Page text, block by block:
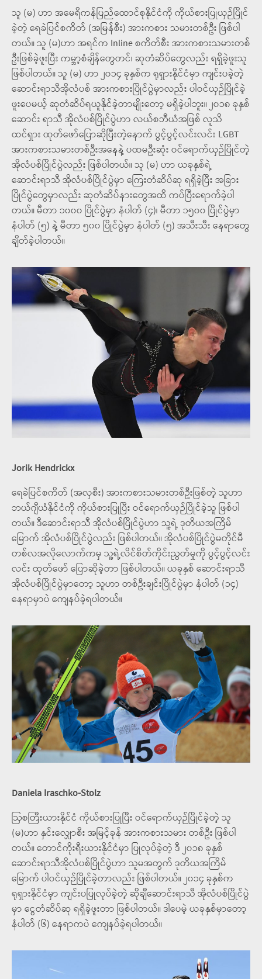
သူ (မ) ဟာ အမေရိကန်ပြည်ထောင်စုနိုင်ငံကို ကိုယ်စားပြုယှဉ်ပြိုင်
ခဲ့တဲ့ ရေခဲပြင်စကိတ် (အမြန်စီး) အားကစား သမားတစ်ဦး ဖြစ်ပါ
တယ်။ သူ (မ)ဟာ အရင်က Inline စကိတ်စီး အားကစားသမားတစ်
ဦးဖြစ်ခဲ့ဖူးပြီး ကမ္ဘာ့စံချိန်တွေတင်၊ ဆုတံဆိပ်တွေလည်း ရရှိခဲ့ဖူးသူ
ဖြစ်ပါတယ်။ သူ (မ) ဟာ ၂၀၁၄ ခုနှစ်က ရုရှားနိုင်ငံမှာ ကျင်းပခဲ့တဲ့
ဆောင်းရာသီအိုလံပစ် အားကစားပြိုင်ပွဲမှာလည်း ပါဝင်ယှဉ်ပြိုင်ခဲ့
ဖူးပေမယ့် ဆုတံဆိပ်ရယူနိုင်ခဲ့တာမျိုးတော့ မရှိခဲ့ပါဘူး။ ၂၀၁၈ ခုနှစ်
ဆောင်း ရာသီ အိုလံပစ်ပြိုင်ပွဲဟာ လယ်စဘီယံအဖြစ် လူသိ
ထင်ရှား ထုတ်ဖော်ပြောဆိုပြီးတဲ့နောက် ပွင့်ပွင့်လင်းလင်း LGBT
အားကစားသမားတစ်ဦးအနေနဲ့ ပထမဦးဆုံး ဝင်ရောက်ယှဉ်ပြိုင်တဲ့
အိုလံပစ်ပြိုင်ပွဲလည်း ဖြစ်ပါတယ်။ သူ (မ) ဟာ ယခုနှစ်ရဲ့
ဆောင်းရာသီ အိုလံပစ်ပြိုင်ပွဲမှာ ကြေးတံဆိပ်ဆု ရရှိခဲ့ပြီး အခြား
ပြိုင်ပွဲတွေမှာလည်း ဆုတံဆိပ်နားတွေအထိ ကပ်ပြီးရောက်ခဲ့ပါ
တယ်။ မီတာ ၁၀၀၀ ပြိုင်ပွဲမှာ နံပါတ် (၄)၊ မီတာ ၁၅၀၀ ပြိုင်ပွဲမှာ
နံပါတ် (၅) နဲ့ မီတာ ၅၀၀ ပြိုင်ပွဲမှာ နံပါတ် (၅) အသီးသီး နေရာတွေ
ချိတ်ခဲ့ပါတယ်။
Jorik Hendrickx
ရေခဲပြင်စကိတ် (အလှစီး) အားကစားသမားတစ်ဦးဖြစ်တဲ့ သူဟာ
ဘယ်ဂျီယံနိုင်ငံကို ကိုယ်စားပြုပြီး ဝင်ရောက်ယှဉ်ပြိုင်ခဲ့သူ ဖြစ်ပါ
တယ်။ ဒီဆောင်းရာသီ အိုလံပစ်ပြိုင်ပွဲဟာ သူ့ရဲ့ ဒုတိယအကြိမ်
မြောက် အိုလံပစ်ပြိုင်ပွဲလည်း ဖြစ်ပါတယ်။ အိုလံပစ်ပြိုင်ပွဲမတိုင်မီ
တစ်လအလိုလောက်ကမှ သူ့ရဲ့လိင်စိတ်ကိုင်းညွတ်မှုကို ပွင့်ပွင့်လင်း
လင်း ထုတ်ဖော် ပြောဆိုခဲ့တာ ဖြစ်ပါတယ်။ ယခုနှစ် ဆောင်းရာသီ
အိုလံပစ်ပြိုင်ပွဲမှာတော့ သူဟာ တစ်ဦးချင်းပြိုင်ပွဲမှာ နံပါတ် (၁၄)
နေရာမှာပဲ ကျေနပ်ခဲ့ရပါတယ်။
Daniela Iraschko-Stolz
ဩစတြီးယားနိုင်ငံ ကိုယ်စားပြုပြီး ဝင်ရောက်ယှဉ်ပြိုင်ခဲ့တဲ့ သူ
(မ)ဟာ နှင်းလျှောစီး အမြင့်ခုန် အားကစားသမား တစ်ဦး ဖြစ်ပါ
တယ်။ တောင်ကိုးရီးယားနိုင်ငံမှာ ပြုလုပ်ခဲ့တဲ့ ဒီ ၂၀၁၈ ခုနှစ်
ဆောင်းရာသီအိုလံပစ်ပြိုင်ပွဲဟာ သူမအတွက် ဒုတိယအကြိမ်
မြောက် ပါဝင်ယှဉ်ပြိုင်ခဲ့တာလည်း ဖြစ်ပါတယ်။ ၂၀၁၄ ခုနှစ်က
ရုရှားနိုင်ငံမှာ ကျင်းပပြုလုပ်ခဲ့တဲ့ ဆိုချီဆောင်းရာသီ အိုလံပစ်ပြိုင်ပွဲ
မှာ ငွေတံဆိပ်ဆု ရရှိခဲ့ဖူးတာ ဖြစ်ပါတယ်။ ဒါပေမဲ့ ယခုနှစ်မှာတော့
နံပါတ် (၆) နေရာကပဲ ကျေနပ်ခဲ့ရပါတယ်။